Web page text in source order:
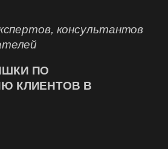
консультантов
ПО
КЛИЕНТОВ В